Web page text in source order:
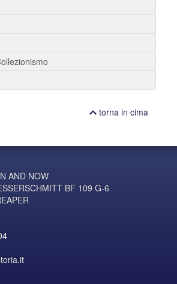
torna in cima
AND NOW
BF 109 G-6